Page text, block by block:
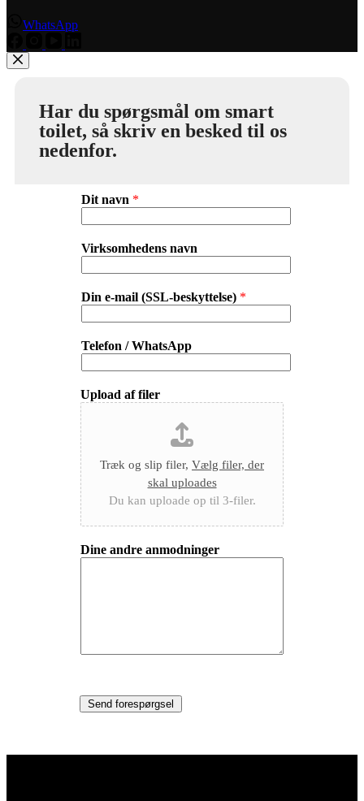
WhatsApp
Har du spørgsmål om smart
toilet, så skriv en besked til os
nedenfor.
Dit navn *
Virksomhedens navn
Din e-mail (SSL-beskyttelse) *
Telefon / WhatsApp
Upload af filer
Træk og slip filer, Vælg filer, der
skal uploades
Du kan uploade op til 3-filer.
Dine andre anmodninger
Send forespørgsel